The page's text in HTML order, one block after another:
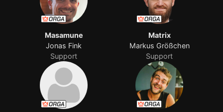
Masamune
Jonas Fink
Support
Matrix
Markus Größchen
Support